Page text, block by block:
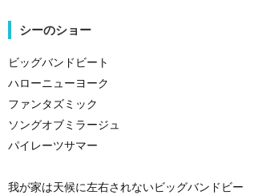
シーのショー
ビッグバンドビート
ハローニューヨーク
ファンタズミック
ソングオブミラージュ
パイレーツサマー
我が家は天候に左右されないビッグバンドビー